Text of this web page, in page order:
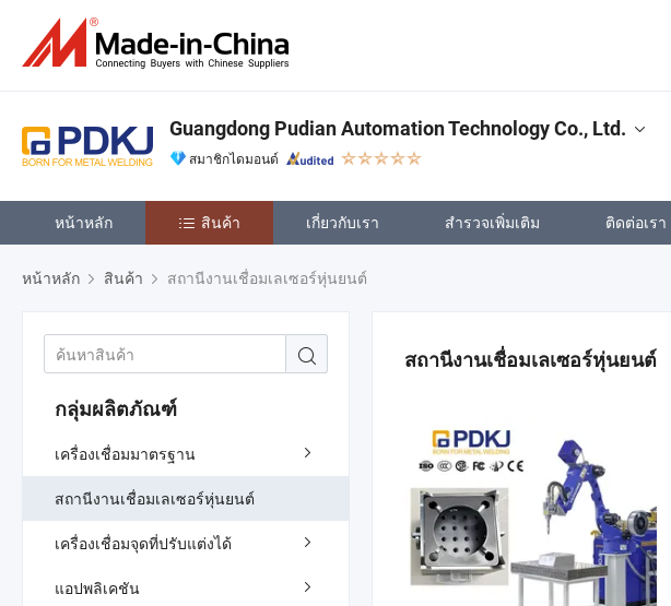
Guangdong Pudian Automation Technology Co., Ltd.
สมาชิกไดมอนด์
หน้าหลัก สินค้า เกี่ยวกับเรา สำรวจเพิ่มเติม ติดต่อเรา
หน้าหลัก สินค้า สถานีงานเชื่อมเลเซอร์หุ่นยนต์
กลุ่มผลิตภัณฑ์
เครื่องเชื่อมมาตรฐาน
สถานีงานเชื่อมเลเซอร์หุ่นยนต์
เครื่องเชื่อมจุดที่ปรับแต่งได้
แอปพลิเคชัน
สถานีงานเชื่อมเลเซอร์หุ่นยนต์